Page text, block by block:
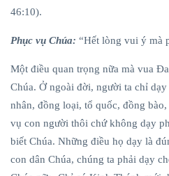
46:10).
Phục vụ Chúa: “Hết lòng vui ý mà
Một điều quan trọng nữa mà vua
Chúa. Ở ngoài đời, người ta chỉ
nhân, đồng loại, tổ quốc, đồng
vụ con người thôi chứ không dạy
biết Chúa. Những điều họ dạy là
con dân Chúa, chúng ta phải dạy